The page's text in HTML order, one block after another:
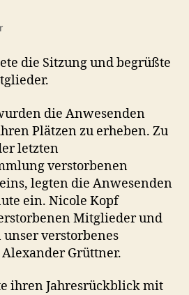
die Sitzung und begrüßte
die Anwesenden
Plätzen zu erheben. Zu
letzten
verstorbenen
legten die Anwesenden
ein. Nicole Kopf
Mitglieder und
unser verstorbenes
Grüttner.
ihren Jahresrückblick mit